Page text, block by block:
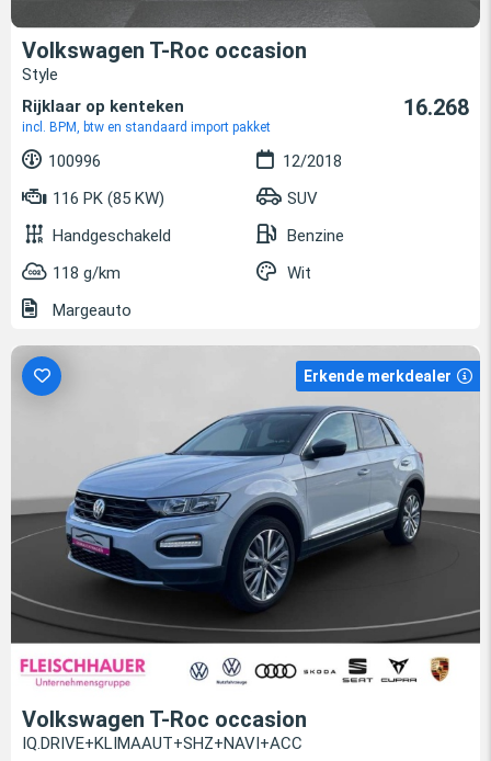
Volkswagen T-Roc occasion
Style
Rijklaar op kenteken
incl. BPM, btw en standaard import pakket
16.268
100996
12/2018
116 PK (85 KW)
SUV
Handgeschakeld
Benzine
118 g/km
Wit
Margeauto
Erkende merkdealer
Volkswagen T-Roc occasion
IQ.DRIVE+KLIMAAUT+SHZ+NAVI+ACC